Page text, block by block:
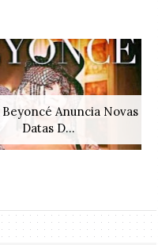
Beyoncé Anuncia Novas
Datas D...